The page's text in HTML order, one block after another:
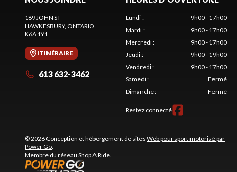
189 JOHN ST
HAWKESBURY, ONTARIO
K6A 1Y1
ITINÉRAIRE
613 632-3462
Lundi:
9h00 - 17h00
Mardi:
9h00 - 17h00
Mercredi:
9h00 - 17h00
Jeudi:
9h00 - 19h00
Vendredi:
9h00 - 17h00
Samedi:
Fermé
Dimanche: Fermé
Restez connecté
© 2026 Conception et hébergement de sites Web pour sport motorisé par
Power Go
Membre du réseau Shop A Ride